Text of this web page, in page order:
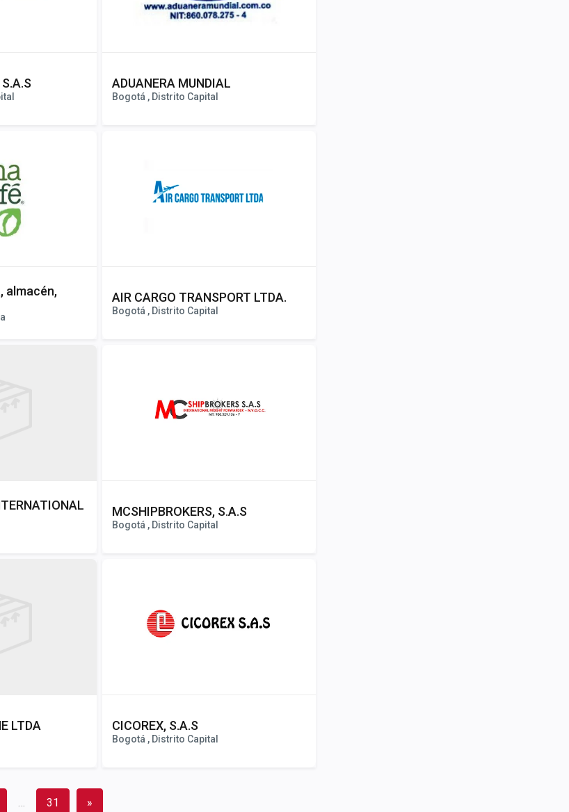
ADUANERA MUNDIAL
Bogotá , Distrito Capital
almacén,
AIR CARGO TRANSPORT LTDA.
Bogotá , Distrito Capital
MCSHIPBROKERS, S.A.S
Bogotá , Distrito Capital
LTDA CICOREX, S.A.S
Bogotá , Distrito Capital
… 31 »